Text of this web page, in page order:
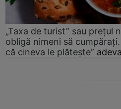
„Taxa de turist” sau prețul
obligă nimeni să
că cineva le plătește”